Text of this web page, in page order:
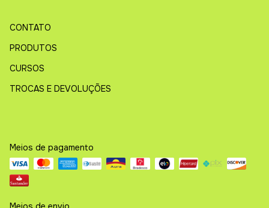
CONTATO
PRODUTOS
CURSOS
TROCAS E DEVOLUÇÕES
Meios de pagamento